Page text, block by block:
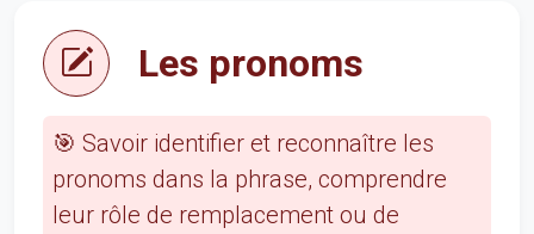
Les pronoms
🎯 Savoir identifier et reconnaître les
pronoms dans la phrase, comprendre
leur rôle de remplacement ou de